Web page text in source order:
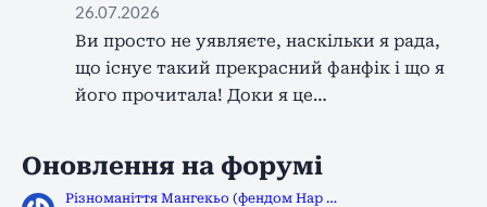
26.07.2026
Ви просто не уявляєте, наскільки я рада,
що існує такий прекрасний фанфік і що я
його прочитала! Доки я це…
Оновлення на форумі
Різноманіття Мангекьо (фендом Нар …